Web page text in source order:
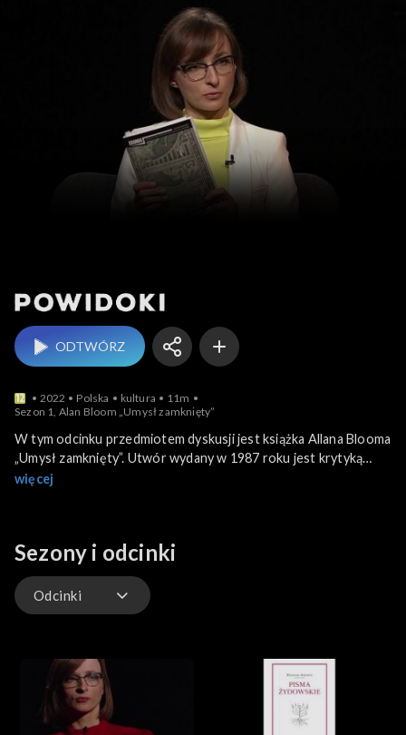
Powidoki
ODTWÓRZ
2022 Polska kultura
11m
Sezon 1, Alan Bloom „Umysł zamknięty”
W tym odcinku przedmiotem dyskusji jest książka Allana Blooma
„Umysł zamknięty”. Utwór wydany w 1987 roku jest krytyką
ówczesnej kultury amerykańskiej..
więcej
Sezony i odcinki
Odcinki